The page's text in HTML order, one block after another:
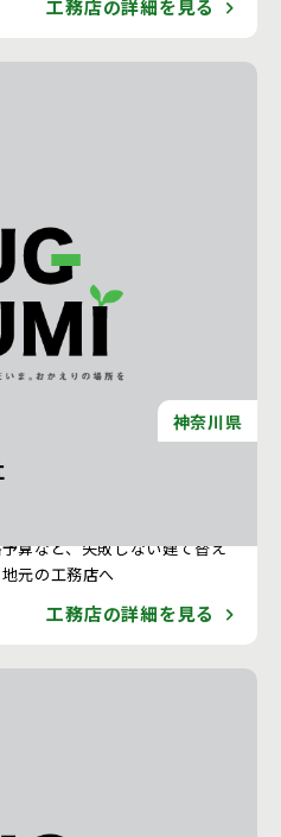
工務店の詳細を見る
神奈川県
算など、失敗しない建て替え
元の工務店へ
工務店の詳細を見る